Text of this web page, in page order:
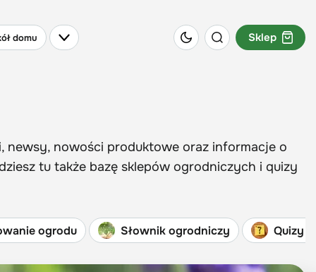
domu Sklep
newsy, nowości produktowe oraz informacje o
tu także bazę sklepów ogrodniczych i quizy
ogrodu Słownik ogrodniczy Quizy